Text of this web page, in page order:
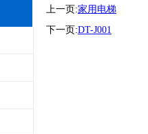
上一页:家用电梯
下一页:DT-J001